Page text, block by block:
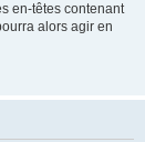
en-têtes contenant
alors agir en